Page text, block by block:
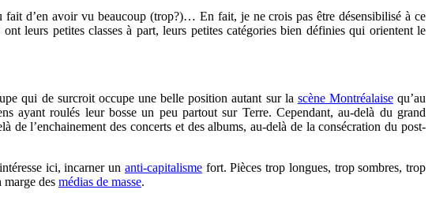
d’en avoir vu beaucoup (trop?)… En fait, je ne crois pas être désensibilisé à ce
leurs petites classes à part, leurs petites catégories bien définies qui orientent le
qui de surcroit occupe une belle position autant sur la scène Montréalaisequ’au
ayant roulés leur bosse un peu partout sur Terre. Cependant, au-delà du grand
l’enchainement des concerts et des albums, au-delà de la consécration du post-
ici, incarner un anti-capitalismefort. Pièces trop longues, trop sombres, trop
des médias de masse.